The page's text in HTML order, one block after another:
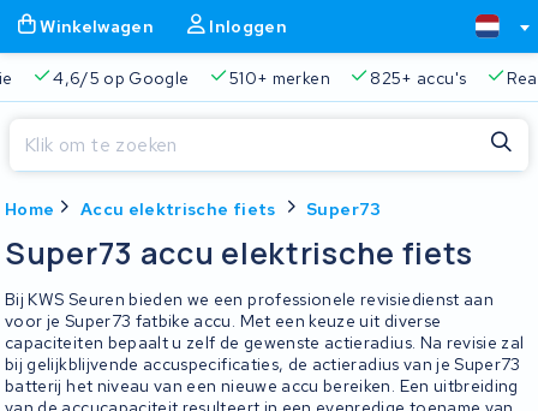
Winkelwagen Inloggen
4,6/5 op Google 510+ merken 825+ accu's
Home Accu elektrische fiets Super73
Super73 accu elektrische fiets
Bij KWS Seuren bieden we een professionele revisiedienst aan
voor je Super73 fatbike accu. Met een keuze uit diverse
capaciteiten bepaalt u zelf de gewenste actieradius. Na revisie zal
bij gelijkblijvende accuspecificaties, de actieradius van je Super73
batterij het niveau van een nieuwe accu bereiken. Een uitbreiding
Je winkelwagen is leeg.
Gratis verzending en ophaalservice 45.000+ accu's
Sluiten
Begin te typen in de zoekbalk om te zoeken